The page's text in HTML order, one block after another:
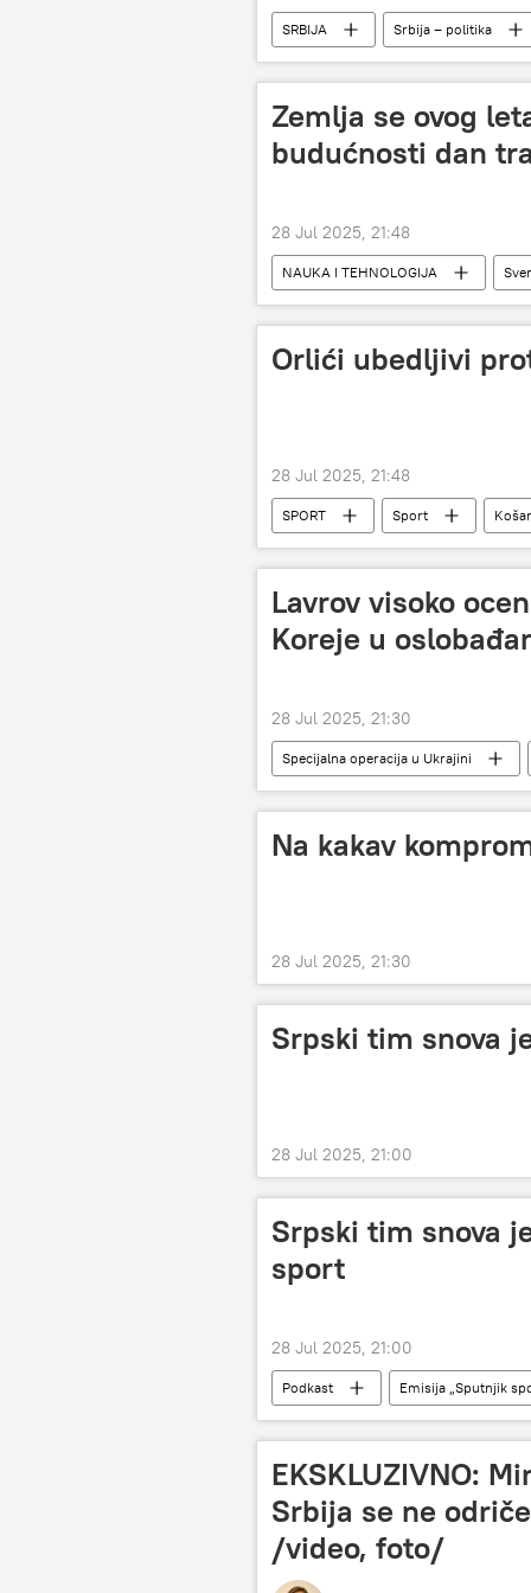
SRBIJA Srbija – politika
Zemlja se ovog
budućnosti dan
28 Jul 2025, 21:48
NAUKA I TEHNOLOGIJA
Orlići ubedljivi
28 Jul 2025, 21:48
SPORT Sport
Lavrov visoko
Koreje u
28 Jul 2025, 21:30
Specijalna operacija u Ukrajini
Severna Koreja
Kurska oblast
Na kakav
28 Jul 2025, 21:30
Srpski tim snova
28 Jul 2025, 21:00
Srpski tim snova
sport
28 Jul 2025, 21:00
Podkast Emisija „Sputnjik
EKSKLUZIVNO:
Srbija se ne
/video, foto/